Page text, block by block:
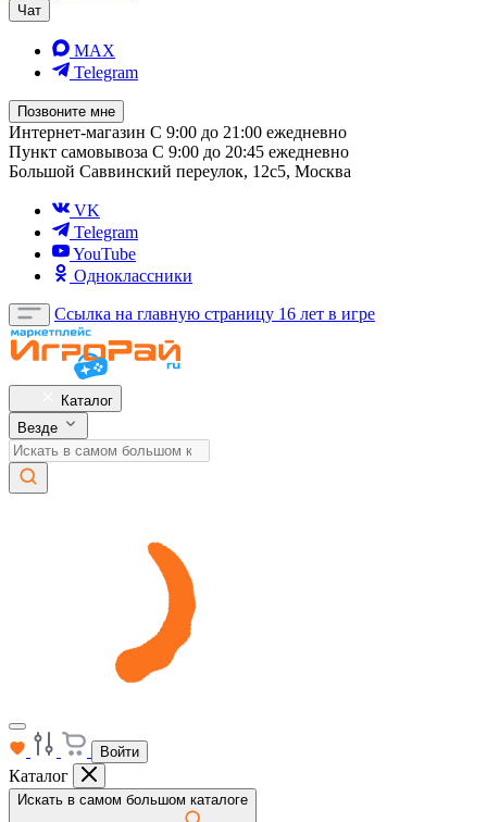
Чат
MAX
Telegram
Позвоните мне
Интернет-магазин С 9:00 до 21:00 ежедневно
Пункт самовывоза С 9:00 до 20:45 ежедневно
Большой Саввинский переулок, 12с5, Москва
VK
Telegram
YouTube
Одноклассники
Ссылка на главную страницу 16 лет в игре
Каталог
Везде
Войти
Каталог
Искать в самом большом каталоге